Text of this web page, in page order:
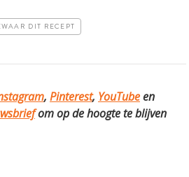
DIT RECEPT
, Pinterest, YouTubeen
om op de hoogte te blijven